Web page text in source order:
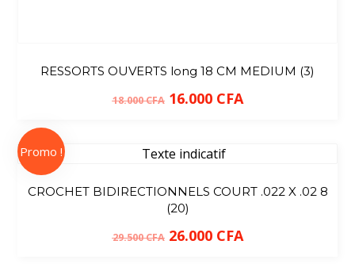
RESSORTS OUVERTS long 18 CM MEDIUM (3)
18.000CFA 16.000 CFA
CROCHET BIDIRECTIONNELS COURT .022 X .02 8
(20)
29.500CFA 26.000 CFA
Promo !